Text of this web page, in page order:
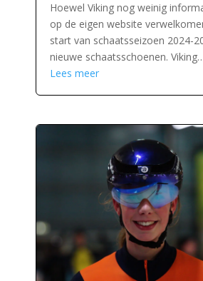
Hoewel Viking nog weinig
op de eigen website
start van schaatsseizoen 2024-
nieuwe schaatsschoenen.
Lees meer